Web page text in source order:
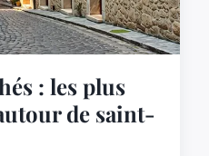
: les plus
de saint-